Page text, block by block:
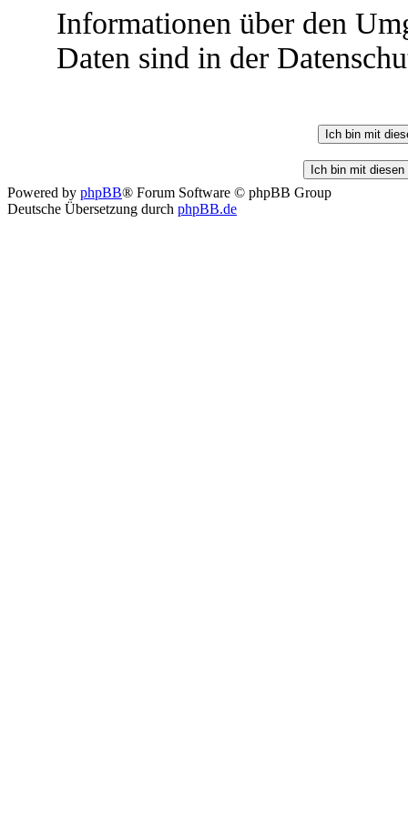
Informationen über den
Daten sind in der
Powered by phpBB® Forum Software © phpBB Group
Deutsche Übersetzung durch phpBB.de